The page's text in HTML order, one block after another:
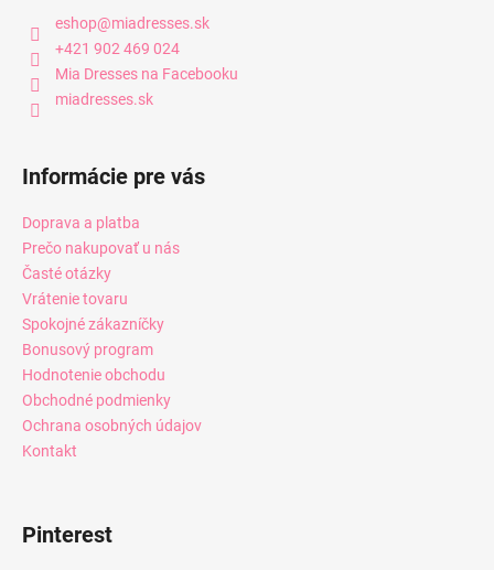
eshop@miadresses.sk
+421 902 469 024
Mia Dresses na Facebooku
miadresses.sk
Informácie pre vás
Doprava a platba
Prečo nakupovať u nás
Časté otázky
Vrátenie tovaru
Spokojné zákazníčky
Bonusový program
Hodnotenie obchodu
Obchodné podmienky
Ochrana osobných údajov
Kontakt
Pinterest